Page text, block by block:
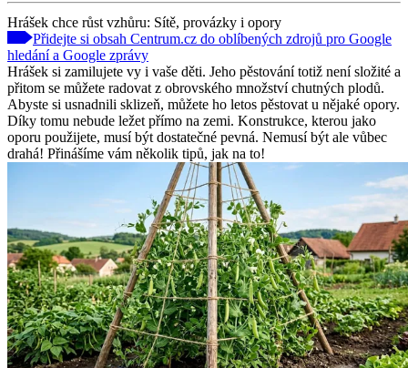
Hrášek chce růst vzhůru: Sítě, provázky i opory
Přidejte si obsah Centrum.cz do oblíbených zdrojů pro Google
hledání a Google zprávy
Hrášek si zamilujete vy i vaše děti. Jeho pěstování totiž není složité a
přitom se můžete radovat z obrovského množství chutných plodů.
Abyste si usnadnili sklizeň, můžete ho letos pěstovat u nějaké opory.
Díky tomu nebude ležet přímo na zemi. Konstrukce, kterou jako
oporu použijete, musí být dostatečné pevná. Nemusí být ale vůbec
drahá! Přinášíme vám několik tipů, jak na to!